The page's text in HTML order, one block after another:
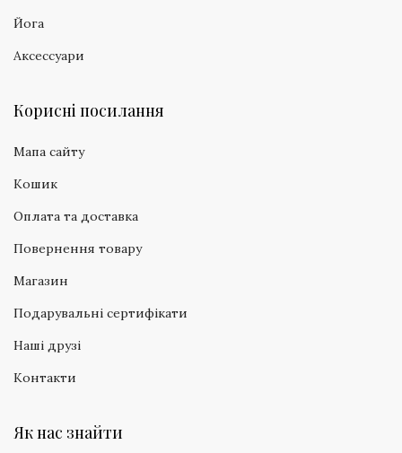
Йога
Аксессуари
Корисні посилання
Мапа сайту
Кошик
Оплата та доставка
Повернення товару
Магазин
Подарувальні сертифікати
Наші друзі
Контакти
Як нас знайти